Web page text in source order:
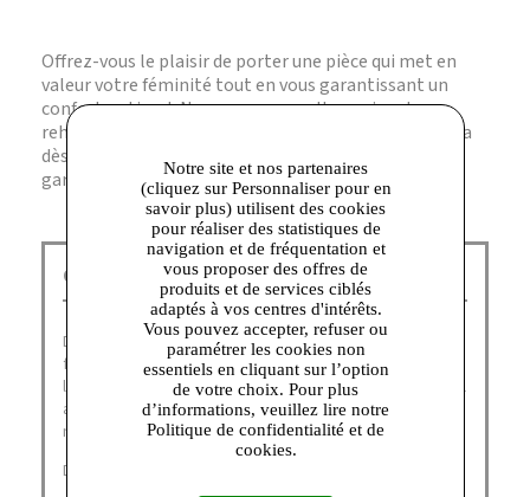
Offrez-vous le plaisir de porter une pièce qui met en
valeur votre féminité tout en vous garantissant un
confort optimal. Ne manquez pas l'occasion de
rehausser votre style avec la blouse Calvie. Ajoutez-la
dès maintenant à votre panier et transformez votre
garde-robe avec ce must-have de Caroll !
Caroll Talange :
Depuis 1963, Caroll incarne un vestiaire chic, moderne et
féminin.​ Une offre dans l’ère du temps mettant en valeur
l’élégance des femmes.​Une qualité et un soucis du détail
affirmé, symbole du « chic à la Française »​. Caroll c’est la
marque des Femmes pour les Femmes.
Découvrez nos catégories :
Notre site et nos partenaires
(cliquez sur Personnaliser pour en
savoir plus) utilisent des cookies
pour réaliser des statistiques de
navigation et de fréquentation et
vous proposer des offres de
produits et de services ciblés
adaptés à vos centres d'intérêts.
Vous pouvez accepter, refuser ou
paramétrer les cookies non
essentiels en cliquant sur l’option
de votre choix. Pour plus
d’informations, veuillez lire notre
Politique de confidentialité et de
cookies.